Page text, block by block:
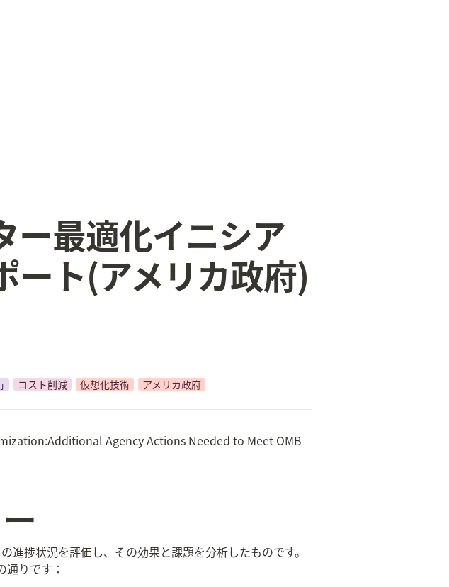
ー最適化イニシア
ート(アメリカ政府)
コスト削減 仮想化技術 アメリカ政府
Agency Actions Needed to Meet OMB
捗状況を評価し、その効果と課題を分析したものです。
りです：